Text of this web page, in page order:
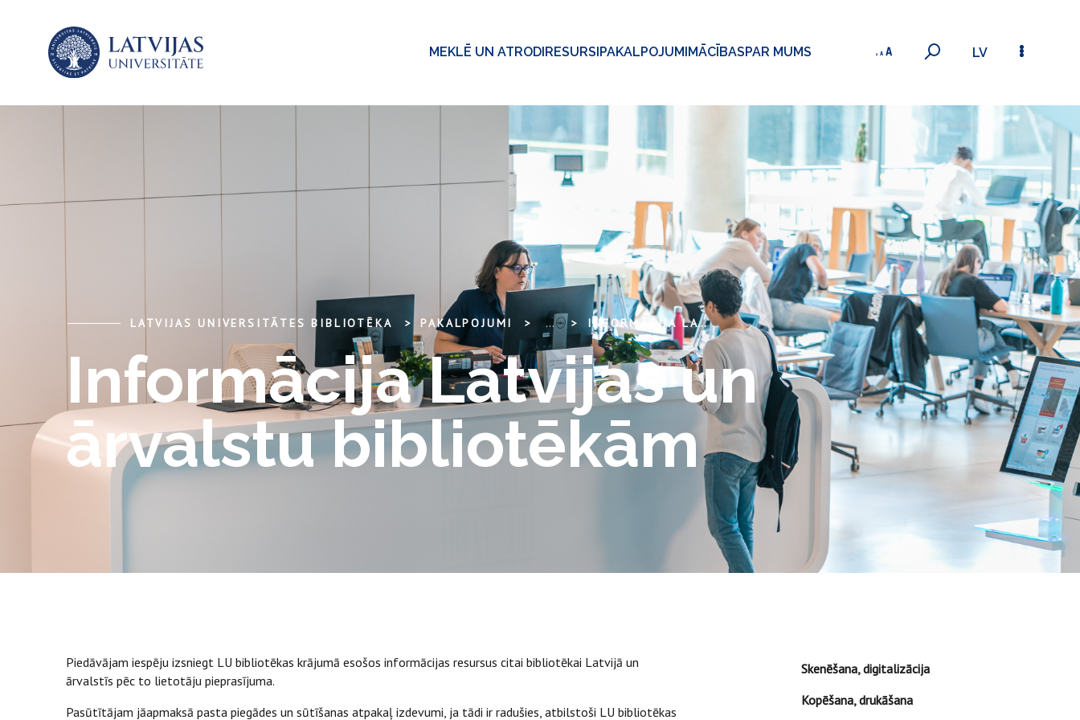
MEKLĒ UN ATRODIRESURSIPAKALPOJUMIMĀCĪBASPAR MUMS LV
LATVIJAS UNIVERSITĀTES BIBLIOTĒKA PAKALPOJUMI ... INFORMĀCIJA LATVIJAS UN ĀRVALSTU BIBLIOTĒKĀM
Informācija Latvijas un
ārvalstu bibliotēkām
Piedāvājam iespēju izsniegt LU bibliotēkas krājumā esošos informācijas resursus citai bibliotēkai Latvijā un
ārvalstīs pēc to lietotāju pieprasījuma.
Pasūtītājam jāapmaksā pasta piegādes un sūtīšanas atpakaļ izdevumi, ja tādi ir radušies, atbilstoši LU bibliotēkas
Skenēšana, digitalizācija
Kopēšana, drukāšana